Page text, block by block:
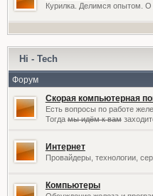
Курилка. Делимся опытом. О
Hi - Tech
Форум
Скорая компьютерная
Есть вопросы по работе
Тогдамы идём к вам
Интернет
Провайдеры, технологии,
Компьютеры